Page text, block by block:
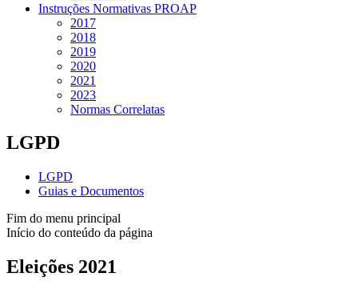
Instruções Normativas PROAP
2017
2018
2019
2020
2021
2023
Normas Correlatas
LGPD
LGPD
Guias e Documentos
Fim do menu principal
Início do conteúdo da página
Eleições 2021